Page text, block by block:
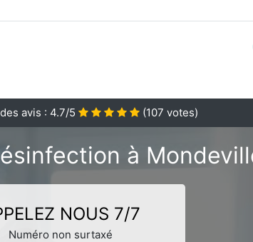
avis : 4.7/5 (107 votes)
à
NOUS 7/7
Numéro non surtaxé